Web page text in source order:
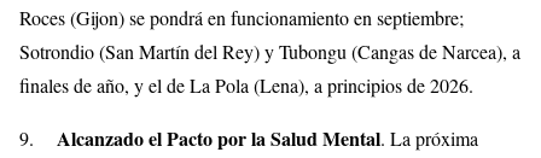
Roces (Gijon) se pondrá en funcionamiento en septiembre;
Sotrondio (San Martín del Rey) y Tubongu (Cangas de Narcea), a
finales de año, y el de La Pola (Lena), a principios de 2026.
9. Alcanzado el Pacto por la Salud Mental. La próxima